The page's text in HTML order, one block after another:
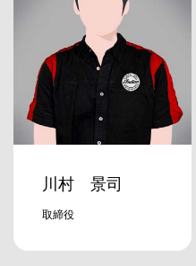
川村 景司
取締役